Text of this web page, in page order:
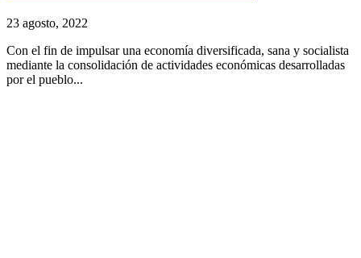
23 agosto, 2022
Con el fin de impulsar una economía diversificada, sana y socialista
mediante la consolidación de actividades económicas desarrolladas
por el pueblo...